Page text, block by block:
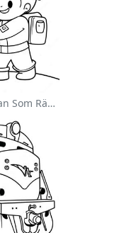
Modig Brandman Som Räddar En Katt Målarbild